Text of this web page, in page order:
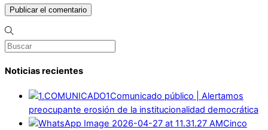
Noticias recientes
Comunicado público | Alertamos
preocupante erosión de la institucionalidad democrática
Cinco